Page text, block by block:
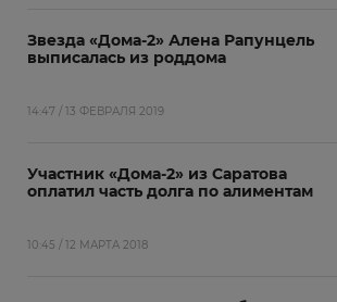
Звезда «Дома-2» Алена Рапунцель
выписалась из роддома
14:47 / 13 ФЕВРАЛЯ 2019
Участник «Дома-2» из Саратова
оплатил часть долга по алиментам
10:45 / 12 МАРТА 2018